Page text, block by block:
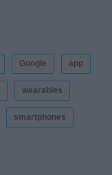
Google app
wearables
smartphones